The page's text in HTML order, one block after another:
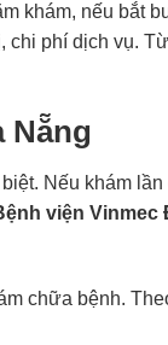
khám, nếu bắt
phí dịch vụ.
Nẵng
Nếu khám
viện Vinmec
chữa bệnh.